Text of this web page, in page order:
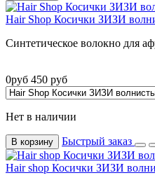
Hair Shop Косички ЗИЗИ
Синтетическое волокно для
0руб 450 руб
Нет в наличии
В корзину Быстрый заказ
Hair shop Косички ЗИЗИ